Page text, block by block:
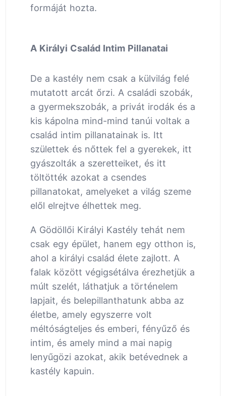
formáját hozta.
A Királyi Család Intim Pillanatai
De a kastély nem csak a külvilág felé
mutatott arcát őrzi. A családi szobák,
a gyermekszobák, a privát irodák és a
kis kápolna mind-mind tanúi voltak a
család intim pillanatainak is. Itt
születtek és nőttek fel a gyerekek, itt
gyászolták a szeretteiket, és itt
töltötték azokat a csendes
pillanatokat, amelyeket a világ szeme
elől elrejtve élhettek meg.
A Gödöllői Királyi Kastély tehát nem
csak egy épület, hanem egy otthon is,
ahol a királyi család élete zajlott. A
falak között végigsétálva érezhetjük a
múlt szelét, láthatjuk a történelem
lapjait, és belepillanthatunk abba az
életbe, amely egyszerre volt
méltóságteljes és emberi, fényűző és
intim, és amely mind a mai napig
lenyűgözi azokat, akik betévednek a
kastély kapuin.